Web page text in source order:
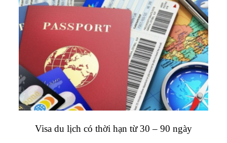
Visa du lịch có thời hạn từ 30 – 90 ngày